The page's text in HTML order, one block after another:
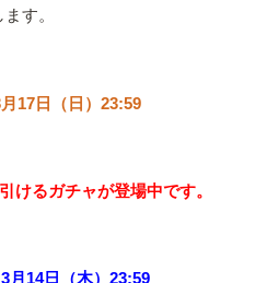
す。
17日（日）23:59
けるガチャが登場中です。
月14日（木）23:59